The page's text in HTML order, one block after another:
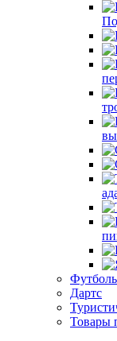
Дартс
Товары